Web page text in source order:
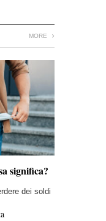
MORE
significa?
dei soldi